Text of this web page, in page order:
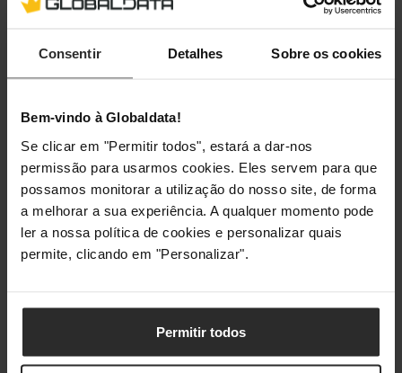
Consentir Detalhes Sobre os cookies
Bem-vindo à Globaldata!
Se clicar em "Permitir todos", estará a dar-nos
permissão para usarmos cookies. Eles servem para que
possamos monitorar a utilização do nosso site, de forma
a melhorar a sua experiência. A qualquer momento pode
ler a nossa política de cookies e personalizar quais
permite, clicando em "Personalizar".
Permitir todos
Materiais
Materiais Metal
Iluminação
Iluminação / RGB
Classificações